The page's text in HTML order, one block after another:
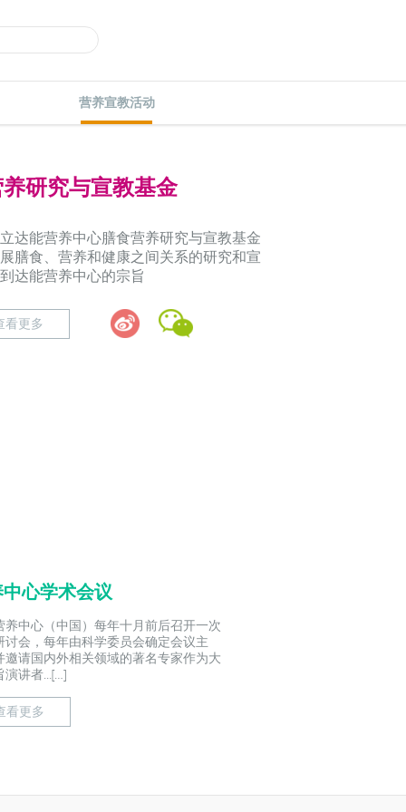
营养宣教活动
研究与宣教基金
达能营养中心膳食营养研究与宣教基金
膳食、营养和健康之间关系的研究和宣
达能营养中心的宗旨
看更多
心学术会议
养中心（中国）每年十月前后召开一次
讨会，每年由科学委员会确定会议主
邀请国内外相关领域的著名专家作为大
演讲者...[…]
看更多